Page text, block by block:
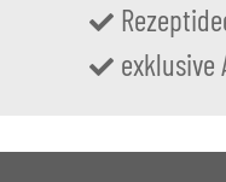
exklusive